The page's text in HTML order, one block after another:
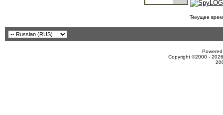
Текущее
Copyright ©2000 -